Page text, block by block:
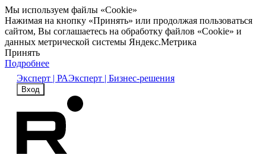
Мы используем файлы «Cookie»
Нажимая на кнопку «Принять» или продолжая пользоваться
сайтом, Вы соглашаетесь на обработку файлов «Cookie» и
данных метрической системы Яндекс.Метрика
Принять
Подробнее
Эксперт | РАЭксперт | Бизнес-решения
Вход